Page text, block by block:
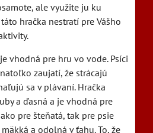
ale využite ju ku
hračka nestratí pre Vášho
vhodná pre hru vo vode. Psíci
zaujatí, že strácajú
sa v plávaní. Hračka
a ďasná a je vhodná pre
pre šteňatá, tak pre psie
a odolná v ťahu. To, že